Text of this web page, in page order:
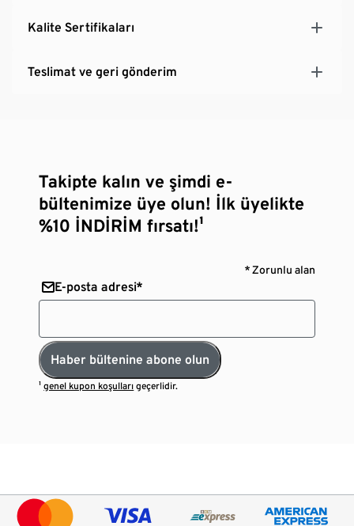
Kalite Sertifikaları
Teslimat ve geri gönderim
Takipte kalın ve şimdi e-
bültenimize üye olun! İlk üyelikte
%10 İNDİRİM fırsatı!¹
* Zorunlu alan
E-posta adresi*
Haber bültenine abone olun
¹genel kupon koşulları geçerlidir.